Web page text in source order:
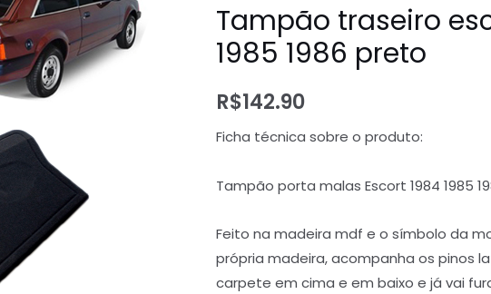
Tampão traseiro
1985 1986 preto
R$142.90
Ficha técnica sobre o produto:
Tampão porta malas Escort 1984 1985
Feito na madeira mdf e o símbolo da
própria madeira, acompanha os pinos
carpete em cima e em baixo e já vai